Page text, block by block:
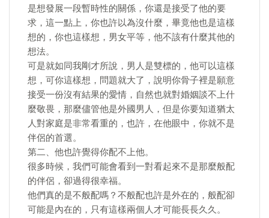
是想發展一段暫時性的關係，你還是接受了他的要
求，這一點上，你也許以為沒什麼，畢竟他也是這樣
想的，你也這樣想，男女平等，他不該有什麼其他的
想法。
可是就如同我剛才所說，男人是雙標的，他可以這樣
想，可你這樣想，問題就大了，說明你骨子裡是願意
接受一份沒有結果的愛情，自然也就對婚姻談不上什
麼敬畏，那麼儘管他是外國男人，但是你要知道猶太
人對家庭是非常看重的，也許，在他眼中，你就不是
伴侶的首選。
第二、他也許覺得你配不上他。
很多時候，我們可能會看到一對看起來不是那麼般配
的伴侶，卻過得很幸福。
他們真的是不般配嗎？不般配也許是外在的，般配卻
可能是內在的，只有這樣兩個人才可能長長久久。